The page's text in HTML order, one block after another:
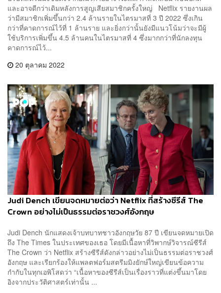
และอาจดีกว่าเดิมหลังการสูญเสียสมาชิกครั้งใหญ่ Netflix รายงานผล
ว่ามีสมาชิกเพิ่มขึ้นกว่า 2.4 ล้านรายในไตรมาสที่ 3 ปี 2022 ซึ่งเกิน
กว่าที่คาดการณ์ไว้ที่ 1 ล้านราย และยิ่งกว่านั้นยังมีแนวโน้มว่าจะมีผู้
ใช้บริการเพิ่มขึ้น 4.5 ล้านคนในไตรมาสที่ 4 ซึ่งมากกว่าที่นักลงทุน
คาดการณ์ไว้...
20 ตุลาคม 2022
Judi Dench เขียนจดหมายต่อว่า Netflix ที่สร้างซีรีส์ The
Crown อย่างไม่เป็นธรรมต่อราชวงศ์อังกฤษ
Judi Dench นักแสดงเจ้าบทบาทชาวอังกฤษวัย 87 ปี เขียนจดหมายเปิด
ถึง The Times ในประเทศของเธอ โดยมีเนื้อหาที่วิพากษ์วิจารณ์ซีรีส์
The Crown ว่า Netflix สร้างซีรีส์ดังกล่าวอย่างไม่เป็นธรรมต่อราชวงศ์
อังกฤษ และเรียกร้องให้แพลตฟอร์มสตรีมมิงยักษ์ใหญ่เขียนข้อความ
กำกับในทุกเอพิโสดว่า “เนื้อหาของซีรีส์เป็นเรื่องราวที่แต่งขึ้นมาโดย
อิงจากประวัติศาสตร์เท่านั้น ...